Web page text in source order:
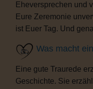
Eheversprechen und
Eure Zeremonie
ist Euer Tag. Und
Was macht
Eine gute Traurede
Geschichte. Sie